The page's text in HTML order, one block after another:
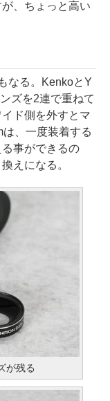
、ちょっと高い
なる。KenkoとY
ズを2連で重ねて
ド側を外すとマ
、一度装着する
事ができるの
えになる。
が残る